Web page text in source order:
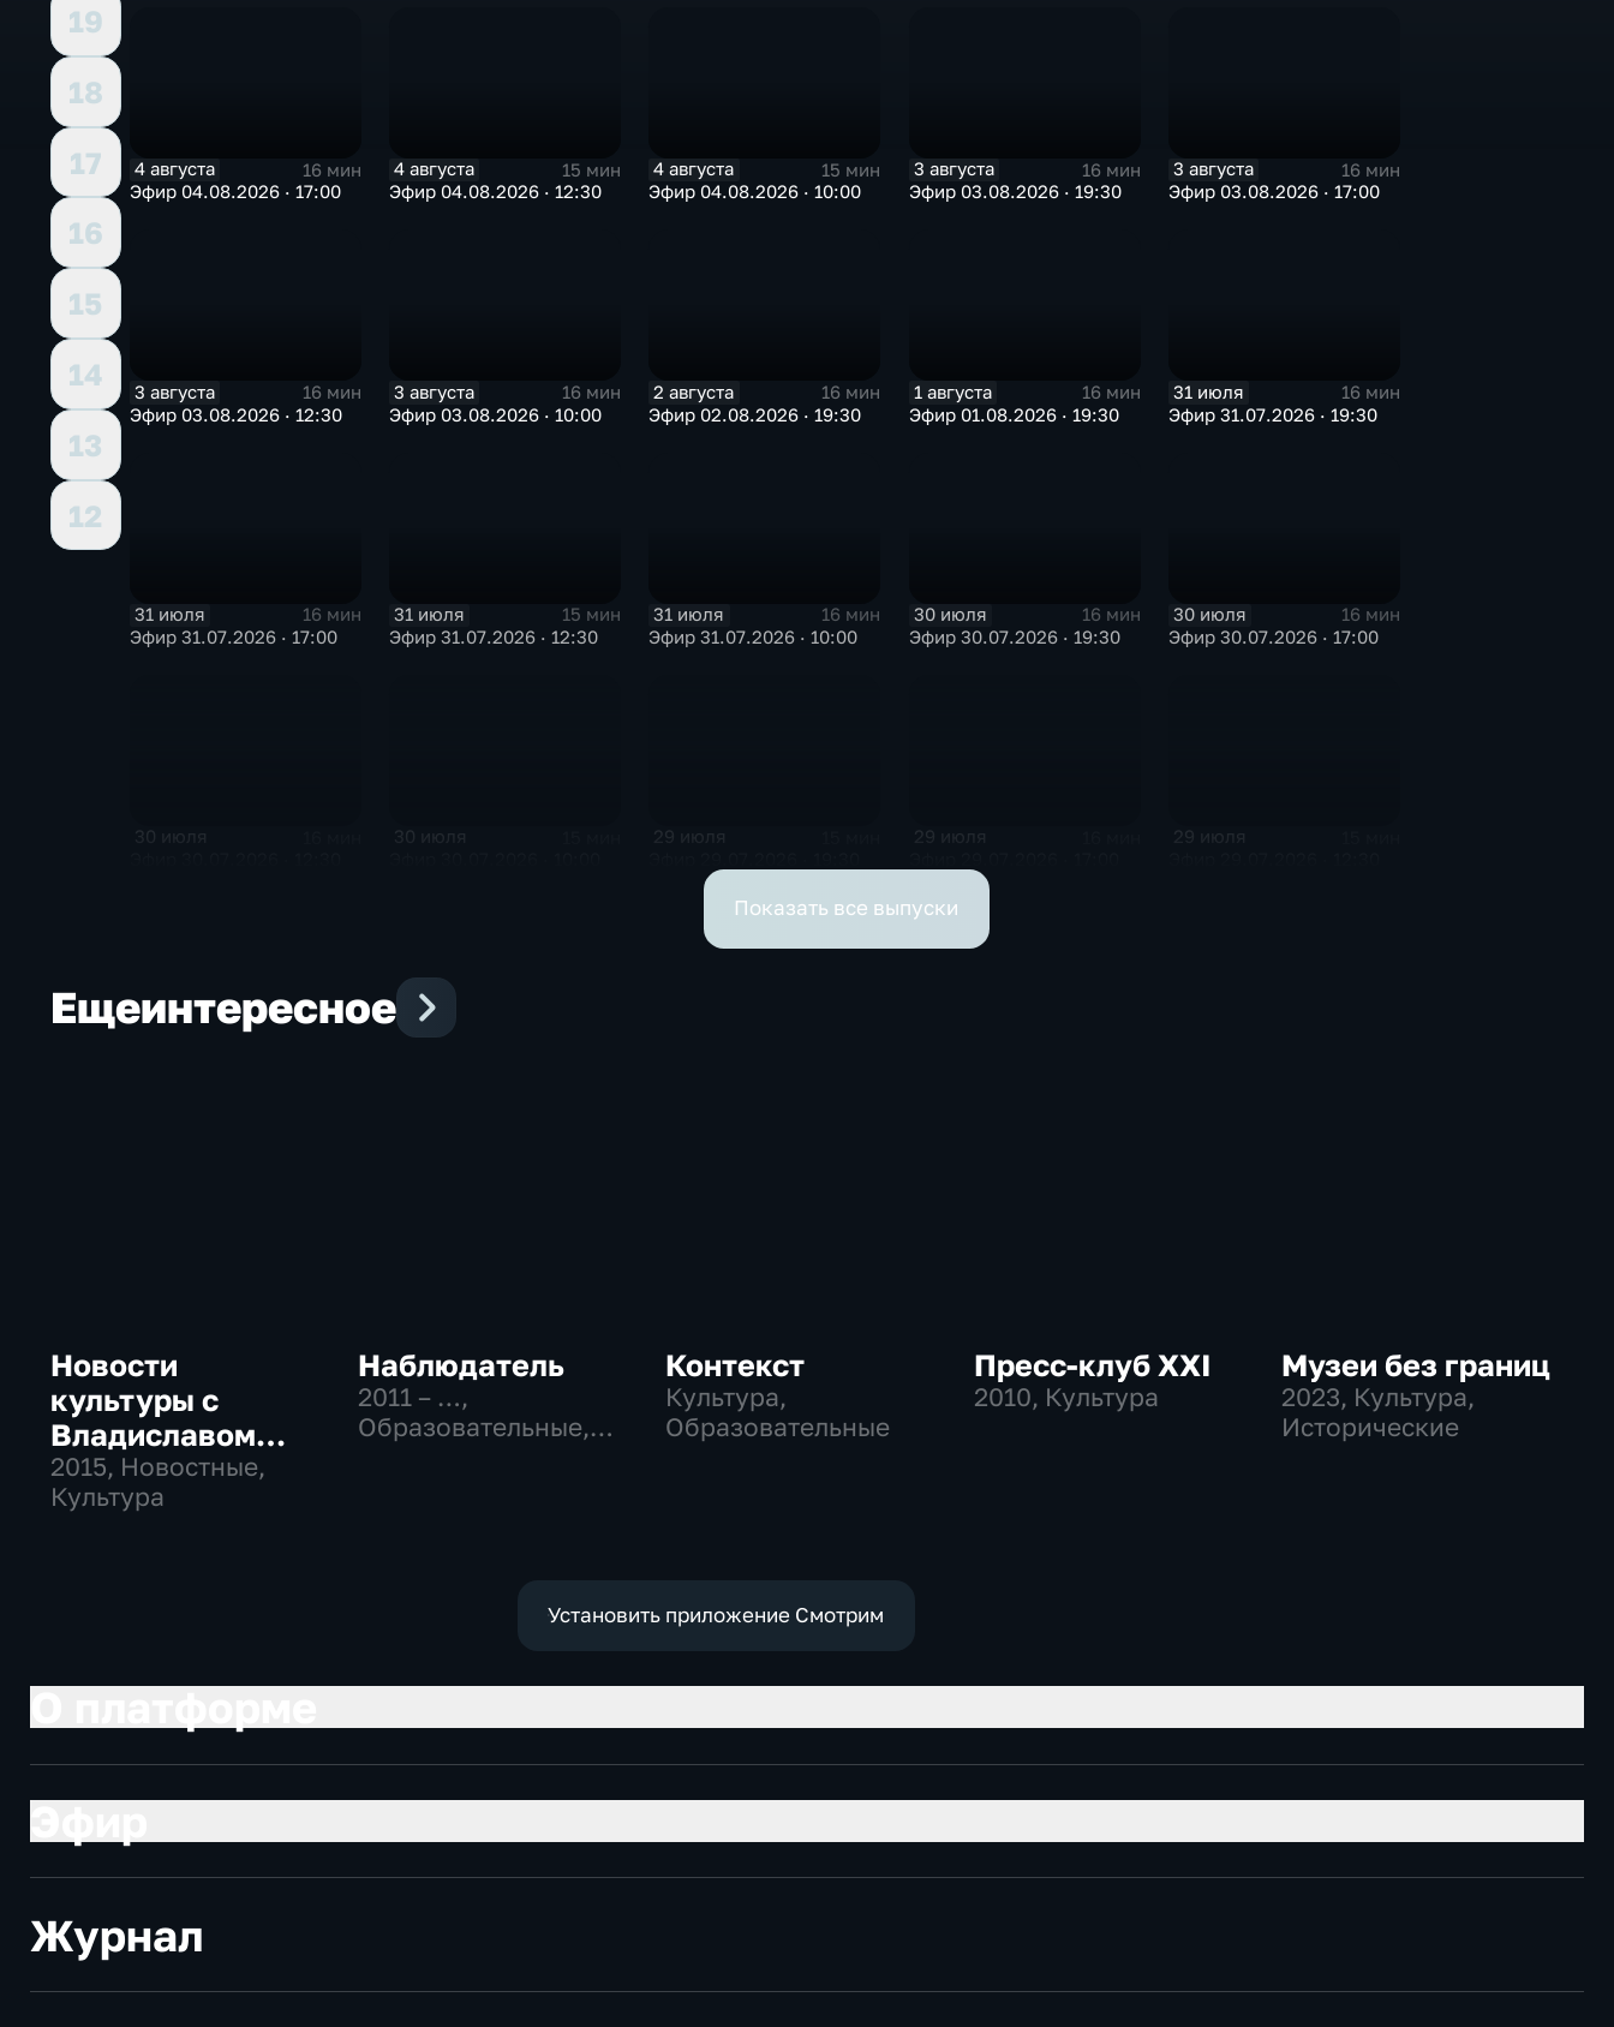
19
18
17
16
15
14
13
12
4 августа
16 мин
Эфир 04.08.2026 · 17:00
4 августа
15 мин
Эфир 04.08.2026 · 12:30
4 августа
15 мин
Эфир 04.08.2026 · 10:00
3 августа
16 мин
Эфир 03.08.2026 · 19:30
3 августа
16 мин
Эфир 03.08.2026 · 17:00
3 августа
16 мин
Эфир 03.08.2026 · 12:30
3 августа
16 мин
Эфир 03.08.2026 · 10:00
2 августа
16 мин
Эфир 02.08.2026 · 19:30
1 августа
16 мин
Эфир 01.08.2026 · 19:30
31 июля
16 мин
Эфир 31.07.2026 · 19:30
31 июля
16 мин
Эфир 31.07.2026 · 17:00
31 июля
15 мин
Эфир 31.07.2026 · 12:30
31 июля
16 мин
Эфир 31.07.2026 · 10:00
30 июля
16 мин
Эфир 30.07.2026 · 19:30
30 июля
16 мин
Эфир 30.07.2026 · 17:00
30 июля 30 июля 29 июля 29 июля 29 июля
Показать все выпуски
Ещеинтересное
Новости
культуры с
Владиславом
Флярковским
2015, Новостные,
Культура
Наблюдатель
2011 – …,
Образовательные,
Контекст
Культура,
Образовательные
Пресс-клуб ХХI
2010, Культура
Музеи без границ
2023, Культура,
Исторические
Установить приложение Смотрим
Журнал